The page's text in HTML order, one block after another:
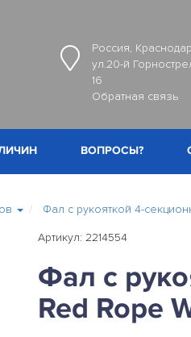
Россия,
ул.20-й
16
Обратная связь
ВОПРОСЫ?
Фал с рукояткой 4-
Артикул: 2214554
Фал с
Red Rope